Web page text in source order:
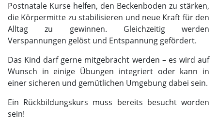
Postnatale Kurse helfen, den Beckenboden zu stärken,
die Körpermitte zu stabilisieren und neue Kraft für den
Alltag zu gewinnen. Gleichzeitig werden
Verspannungen gelöst und Entspannung gefördert.
Das Kind darf gerne mitgebracht werden – es wird auf
Wunsch in einige Übungen integriert oder kann in
einer sicheren und gemütlichen Umgebung dabei sein.
Ein Rückbildungskurs muss bereits besucht worden
sein!